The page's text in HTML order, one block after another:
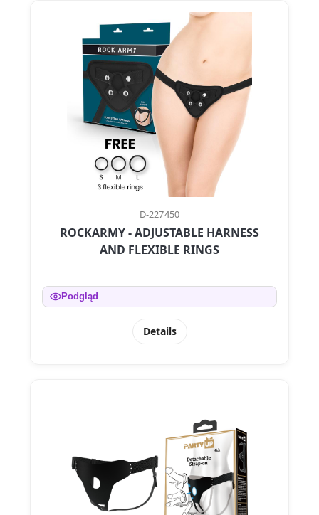
D-227450
ROCKARMY - ADJUSTABLE HARNESS
AND FLEXIBLE RINGS
Podgląd
Details